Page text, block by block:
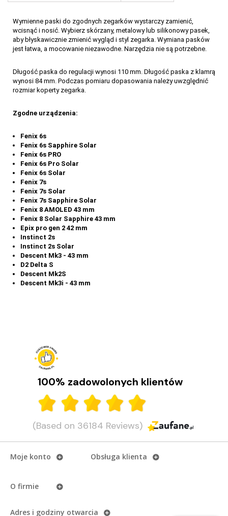
Wymienne paski do zgodnych zegarków wystarczy zamienić,
wcisnąć i nosić. Wybierz skórzany, metalowy lub silikonowy pasek,
aby błyskawicznie zmienić wygląd i styl zegarka. Wymiana pasków
jest łatwa, a mocowanie niezawodne. Narzędzia nie są potrzebne.
Długość paska do regulacji wynosi 110 mm. Długość paska z klamrą
wynosi 84 mm. Podczas pomiaru dopasowania należy uwzględnić
rozmiar koperty zegarka.
Zgodne urządzenia:
Fenix 6s
Fenix 6s Sapphire Solar
Fenix 6s PRO
Fenix 6s Pro Solar
Fenix 6s Solar
Fenix 7s
Fenix 7s Solar
Fenix 7s Sapphire Solar
Fenix 8 AMOLED 43 mm
Fenix 8 Solar Sapphire 43 mm
Epix pro gen 2 42 mm
Instinct 2s
Instinct 2s Solar
Descent Mk3 - 43 mm
D2 Delta S
Descent Mk2S
Descent Mk3i - 43 mm
100% zadowolonych klientów
(Based on 36184 Reviews)
Moje konto
O firmie
Obsługa klienta
Adres i godziny otwarcia